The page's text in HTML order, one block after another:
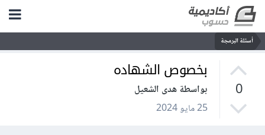
أسئلة البرمجة
0
بخصوص الشهاده
بواسطة هدى الشعيل
25 مايو 2024